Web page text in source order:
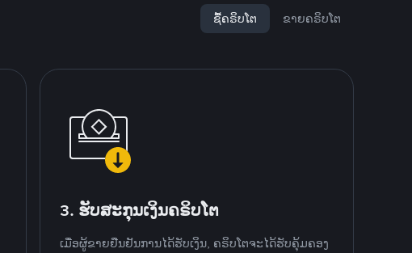
ຊື້ຄຣິບໂຕ ຂາຍຄຣິບໂຕ
3. ຮັບສະກຸນເງິນຄຣິບໂຕ
ເມື່ອຜູ້ຂາຍຢືນຢັນການໄດ້ຮັບເງິນ, ຄຣິບໂຕຈະໄດ້ຮັບຄຸ້ມຄອງ